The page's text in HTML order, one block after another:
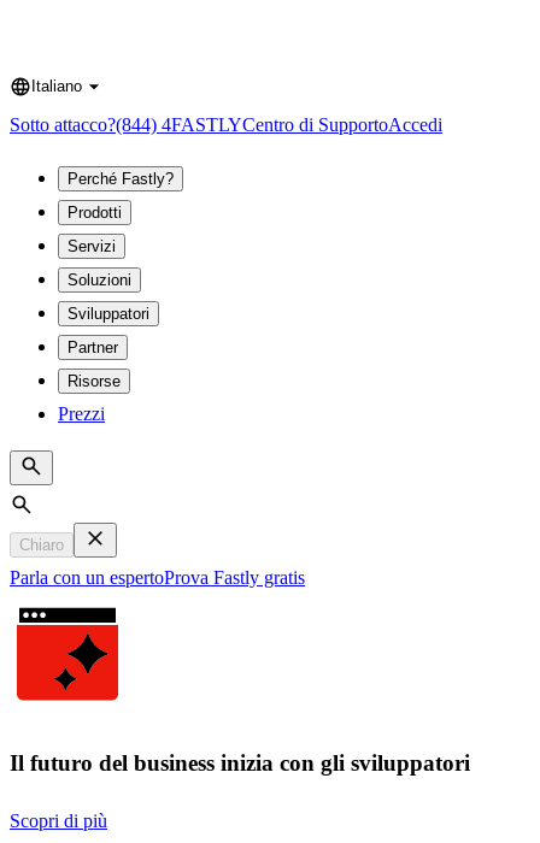
Language
Italiano
Sotto attacco?(844) 4FASTLYCentro di SupportoAccedi
Perché Fastly?
Prodotti
Servizi
Soluzioni
Sviluppatori
Partner
Risorse
Prezzi
Search
Chiaro
Parla con un espertoProva Fastly gratis
Il futuro del business inizia con gli sviluppatori
Scopri di più